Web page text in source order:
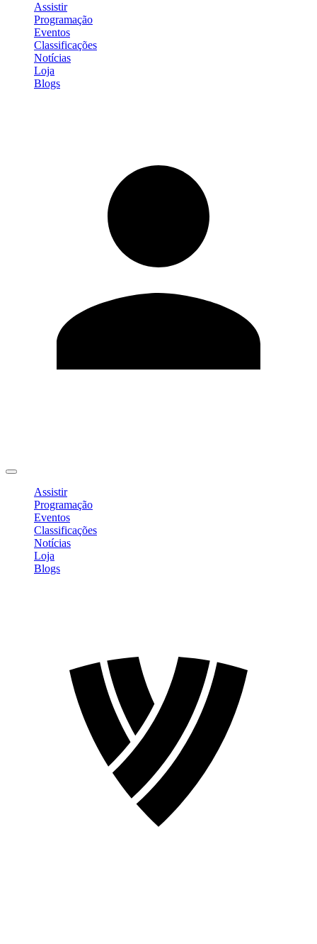
Assistir
Programação
Eventos
Classificações
Notícias
Loja
Blogs
Assistir
Programação
Eventos
Classificações
Notícias
Loja
Blogs